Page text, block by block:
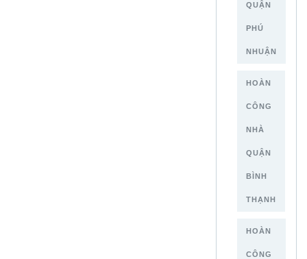
QUẬN
PHÚ
NHUẬN
HOÀN
CÔNG
NHÀ
QUẬN
BÌNH
THẠNH
HOÀN
CÔNG